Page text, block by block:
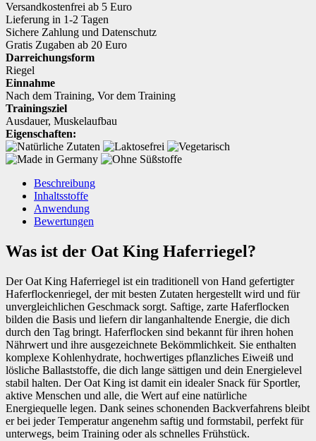
Versandkostenfrei ab 5 Euro
Lieferung in 1-2 Tagen
Sichere Zahlung und Datenschutz
Gratis Zugaben ab 20 Euro
Darreichungsform
Riegel
Einnahme
Nach dem Training, Vor dem Training
Trainingsziel
Ausdauer, Muskelaufbau
Eigenschaften:
Beschreibung
Inhaltsstoffe
Anwendung
Bewertungen
Was ist der Oat King Haferriegel?
Der Oat King Haferriegel ist ein traditionell von Hand gefertigter
Haferflockenriegel, der mit besten Zutaten hergestellt wird und für
unvergleichlichen Geschmack sorgt. Saftige, zarte Haferflocken
bilden die Basis und liefern dir langanhaltende Energie, die dich
durch den Tag bringt. Haferflocken sind bekannt für ihren hohen
Nährwert und ihre ausgezeichnete Bekömmlichkeit. Sie enthalten
komplexe Kohlenhydrate, hochwertiges pflanzliches Eiweiß und
lösliche Ballaststoffe, die dich lange sättigen und dein Energielevel
stabil halten. Der Oat King ist damit ein idealer Snack für Sportler,
aktive Menschen und alle, die Wert auf eine natürliche
Energiequelle legen. Dank seines schonenden Backverfahrens bleibt
er bei jeder Temperatur angenehm saftig und formstabil, perfekt für
unterwegs, beim Training oder als schnelles Frühstück.